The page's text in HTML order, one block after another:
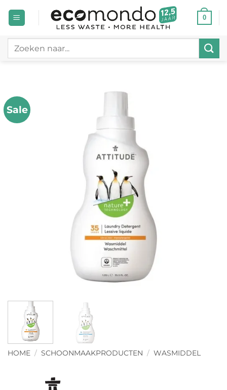
naar
0
Zoeken
Sale
HOME / SCHOONMAAKPRODUCTEN / WASMIDDEL